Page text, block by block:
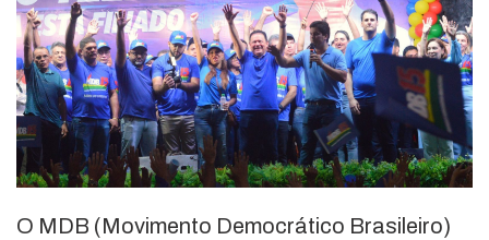
O MDB (Movimento Democrático Brasileiro)